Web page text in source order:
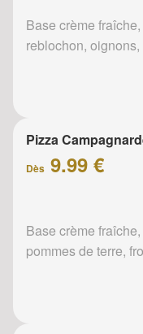
Base crème
reblochon,
Pizza
Dès 9.99 €
Base crème
pommes de terre,